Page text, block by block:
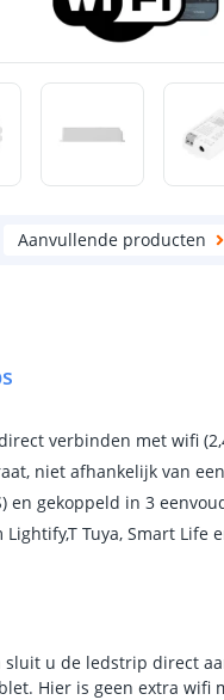
Aanvullende producten
verbinden met wifi
niet afhankelijk van
en gekoppeld in 3
Tuya, Smart Life
u de ledstrip direct
Hier is geen extra wifi